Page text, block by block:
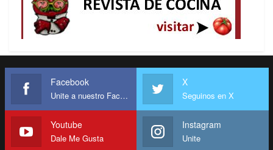
Facebook
Unite a nuestro Facebook
X
Seguinos en X
Youtube
Dale Me Gusta
Instagram
Unite